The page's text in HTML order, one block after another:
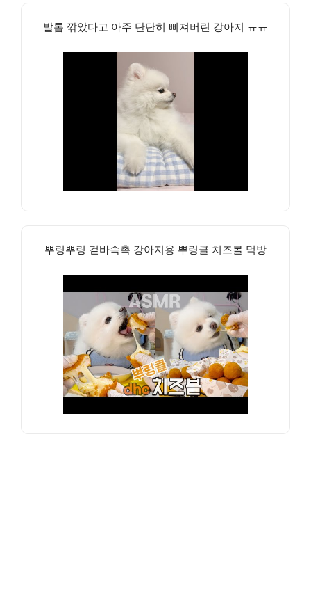
발톱 깎았다고 아주 단단히 삐져버린 강아지 ㅠㅠ
뿌링뿌링 겉바속촉 강아지용 뿌링클 치즈볼 먹방